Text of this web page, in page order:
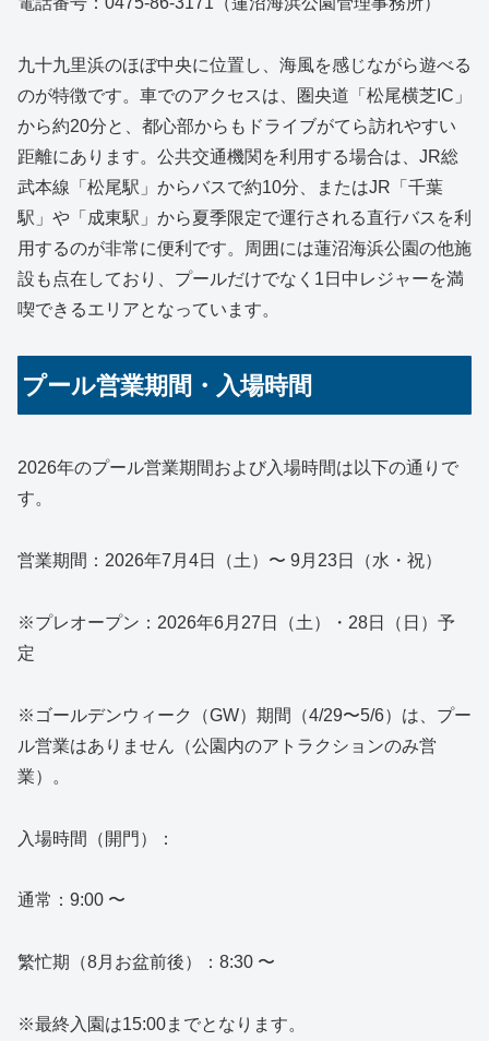
九十九里浜のほぼ中央に位置し、海風を感じながら遊べる
のが特徴です。車でのアクセスは、圏央道「松尾横芝IC」
から約20分と、都心部からもドライブがてら訪れやすい
距離にあります。公共交通機関を利用する場合は、JR総
武本線「松尾駅」からバスで約10分、またはJR「千葉
駅」や「成東駅」から夏季限定で運行される直行バスを利
用するのが非常に便利です。周囲には蓮沼海浜公園の他施
設も点在しており、プールだけでなく1日中レジャーを満
喫できるエリアとなっています。
プール営業期間・入場時間
2026年のプール営業期間および入場時間は以下の通りで
す。
営業期間：2026年7月4日（土）〜 9月23日（水・祝）
※プレオープン：2026年6月27日（土）・28日（日）予
定
※ゴールデンウィーク（GW）期間（4/29〜5/6）は、プー
ル営業はありません（公園内のアトラクションのみ営
業）。
入場時間（開門）：
通常：9:00 〜
繁忙期（8月お盆前後）：8:30 〜
※最終入園は15:00までとなります。